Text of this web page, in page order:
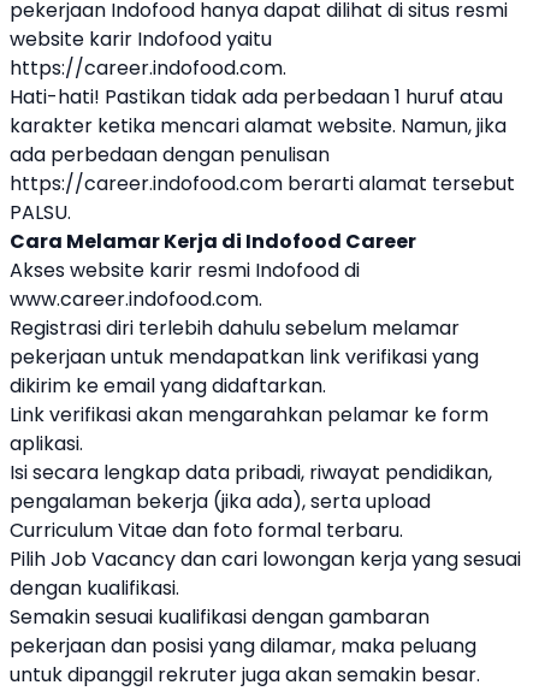
pekerjaan Indofood hanya dapat dilihat di situs resmi
website karir Indofood yaitu
https://career.indofood.com.
Hati-hati! Pastikan tidak ada perbedaan 1 huruf atau
karakter ketika mencari alamat website. Namun, jika
ada perbedaan dengan penulisan
https://career.indofood.com berarti alamat tersebut
PALSU.
Cara Melamar Kerja di Indofood Career
Akses website karir resmi Indofood di
www.career.indofood.com.
Registrasi diri terlebih dahulu sebelum melamar
pekerjaan untuk mendapatkan link verifikasi yang
dikirim ke email yang didaftarkan.
Link verifikasi akan mengarahkan pelamar ke form
aplikasi.
Isi secara lengkap data pribadi, riwayat pendidikan,
pengalaman bekerja (jika ada), serta upload
Curriculum Vitae dan foto formal terbaru.
Pilih Job Vacancy dan cari lowongan kerja yang sesuai
dengan kualifikasi.
Semakin sesuai kualifikasi dengan gambaran
pekerjaan dan posisi yang dilamar, maka peluang
untuk dipanggil rekruter juga akan semakin besar.